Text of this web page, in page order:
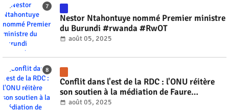
Nestor Ntahontuye nommé Premier ministre
du Burundi #rwanda #RwOT
août 05, 2025
Conflit dans l'est de la RDC : l'ONU réitère
son soutien à la médiation de Faure
Gnassingbé #rwanda #RwOT
août 05, 2025